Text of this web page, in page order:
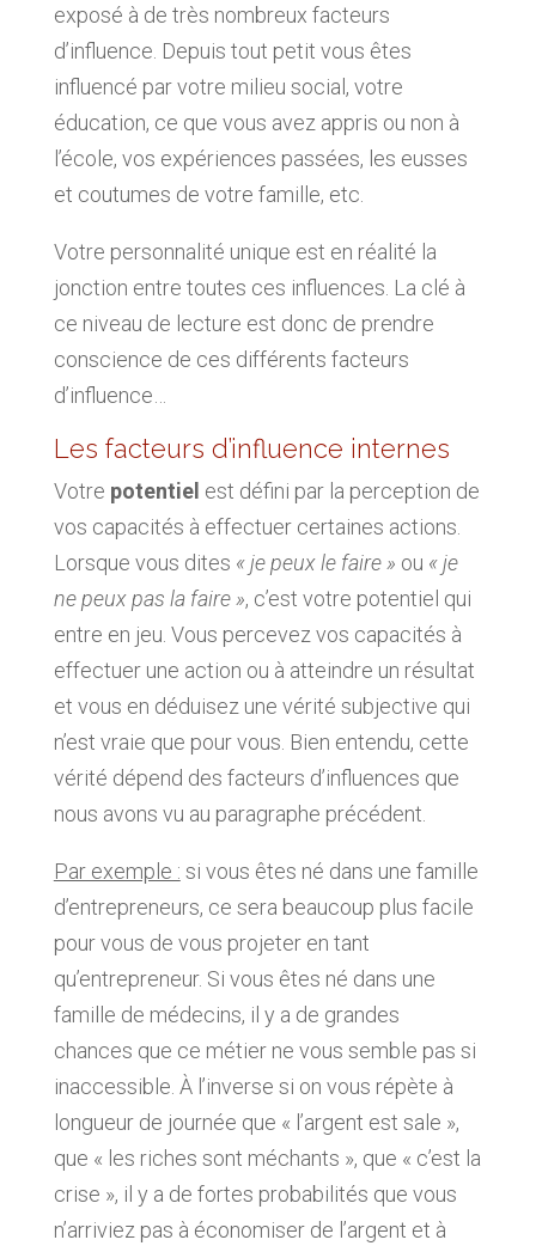
exposé à de très nombreux facteurs
d’influence. Depuis tout petit vous êtes
influencé par votre milieu social, votre
éducation, ce que vous avez appris ou non à
l’école, vos expériences passées, les eusses
et coutumes de votre famille, etc.
Votre personnalité unique est en réalité la
jonction entre toutes ces influences. La clé à
ce niveau de lecture est donc de prendre
conscience de ces différents facteurs
d’influence…
Les facteurs d’influence internes
Votre potentiel est défini par la perception de
vos capacités à effectuer certaines actions.
Lorsque vous dites « je peux le faire » ou « je
ne peux pas la faire », c’est votre potentiel qui
entre en jeu. Vous percevez vos capacités à
effectuer une action ou à atteindre un résultat
et vous en déduisez une vérité subjective qui
n’est vraie que pour vous. Bien entendu, cette
vérité dépend des facteurs d’influences que
nous avons vu au paragraphe précédent.
Par exemple : si vous êtes né dans une famille
d’entrepreneurs, ce sera beaucoup plus facile
pour vous de vous projeter en tant
qu’entrepreneur. Si vous êtes né dans une
famille de médecins, il y a de grandes
chances que ce métier ne vous semble pas si
inaccessible. À l’inverse si on vous répète à
longueur de journée que « l’argent est sale »,
que « les riches sont méchants », que « c’est la
crise », il y a de fortes probabilités que vous
n’arriviez pas à économiser de l’argent et à